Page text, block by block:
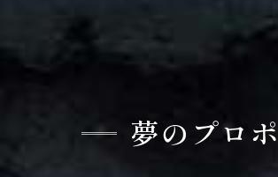
夢のプロ